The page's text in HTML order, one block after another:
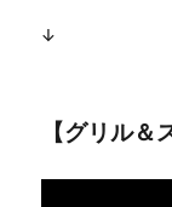
↓
【グリル＆